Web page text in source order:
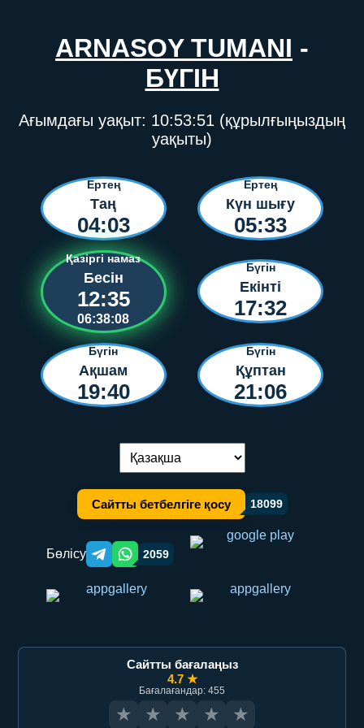
ARNASOY TUMANI -
БҮГІН
Ағымдағы уақыт: 10:53:51 (құрылғыңыздың
уақыты)
Ертең
Таң
04:03
Ертең
Күн шығу
05:33
Қазіргі намаз
Бесін
12:35
06:38:08
Бүгін
Екінті
17:32
Бүгін
Ақшам
19:40
Бүгін
Құптан
21:06
Тілді ауыстыру:
Сайтты бетбелгіге қосу 18099
Бөлісу Telegram orqali ulashish
WhatsApp orqali ulashish
2059
Сайтты бағалаңыз
4.7 ★
Бағалағандар: 455
★ ★ ★ ★ ★